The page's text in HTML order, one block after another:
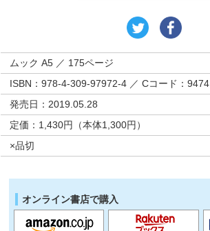
ムック A5 ／ 175ページ
ISBN：978-4-309-97972-4 ／ Cコード：9474
発売日：2019.05.28
定価：1,430円（本体1,300円）
×品切
オンライン書店で購入